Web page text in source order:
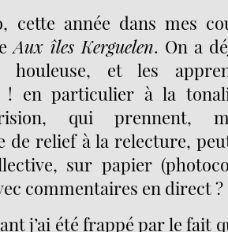
cette année dans mes
Aux îles Kerguelen. On a
houleuse, et les
! en particulier à la
qui prennent,
de relief à la relecture,
sur papier
commentaires en direct ?
j’ai été frappé par le fait